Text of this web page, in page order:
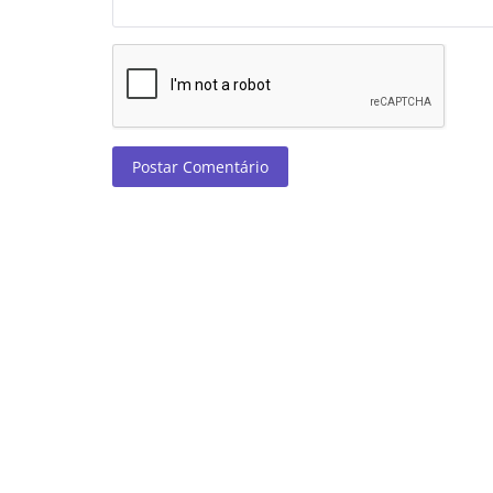
Postar Comentário